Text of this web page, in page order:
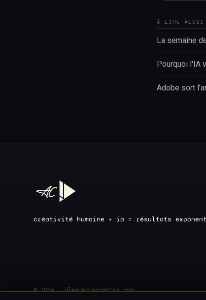
À LIRE AUSSI
La semaine
Pourquoi l'IA
Adobe sort
créativité humaine × ia = résultats
© 2026 · alexandrecomtois.com